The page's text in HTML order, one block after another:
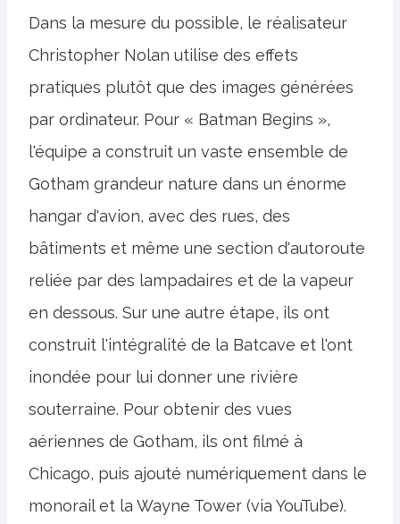
Dans la mesure du possible, le réalisateur
Christopher Nolan utilise des effets
pratiques plutôt que des images générées
par ordinateur. Pour « Batman Begins »,
l'équipe a construit un vaste ensemble de
Gotham grandeur nature dans un énorme
hangar d'avion, avec des rues, des
bâtiments et même une section d'autoroute
reliée par des lampadaires et de la vapeur
en dessous. Sur une autre étape, ils ont
construit l'intégralité de la Batcave et l'ont
inondée pour lui donner une rivière
souterraine. Pour obtenir des vues
aériennes de Gotham, ils ont filmé à
Chicago, puis ajouté numériquement dans le
monorail et la Wayne Tower (via YouTube).